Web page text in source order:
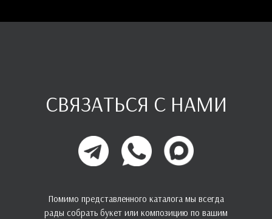
СВЯЗАТЬСЯ С НАМИ
Помимо представленного каталога мы всегда
рады собрать букет или композицию по вашим